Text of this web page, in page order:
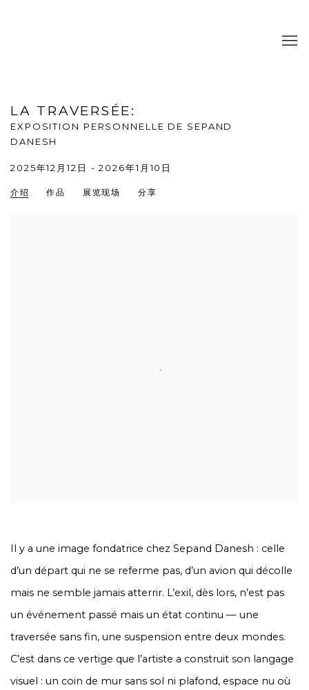
LA TRAVERSÉE:
EXPOSITION PERSONNELLE DE SEPAND
DANESH
2025年12月12日 - 2026年1月10日
介绍 作品 展览现场 分享
Il y a une image fondatrice chez Sepand Danesh : celle
d’un départ qui ne se referme pas, d’un avion qui décolle
mais ne semble jamais atterrir. L’exil, dès lors, n’est pas
un événement passé mais un état continu — une
traversée sans fin, une suspension entre deux mondes.
C’est dans ce vertige que l’artiste a construit son langage
visuel : un coin de mur sans sol ni plafond, espace nu où